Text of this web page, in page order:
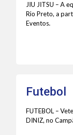
JIU JITSU – A
Rio Preto, a
Eventos.
Futebol
FUTEBOL –
DINIZ, no